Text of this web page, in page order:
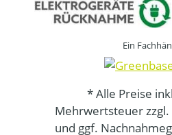
Ein
* Alle Preise
Mehrwertsteuer zzgl.
und ggf.